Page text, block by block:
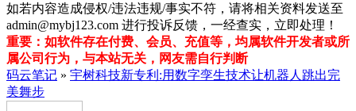
如若内容造成侵权/违法违规/事实不符，请将相关资料发送至
admin@mybj123.com 进行投诉反馈，一经查实，立即处理！
重要：如软件存在付费、会员、充值等，均属软件开发者或所
属公司行为，与本站无关，网友需自行判断
码云笔记 » 宇树科技新专利:用数字孪生技术让机器人跳出完
美舞步